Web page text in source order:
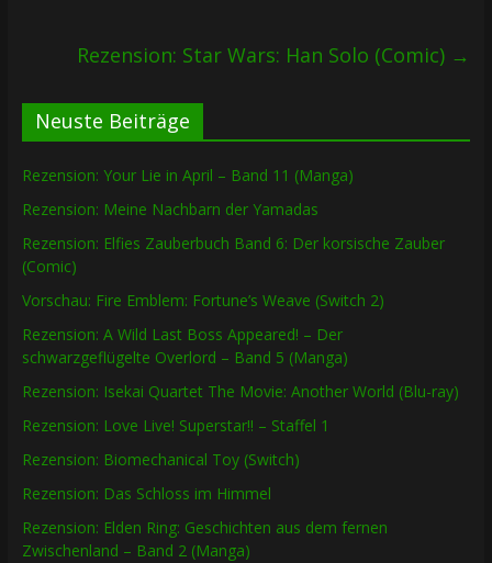
Rezension: Star Wars: Han Solo (Comic) →
Neuste Beiträge
Rezension: Your Lie in April – Band 11 (Manga)
Rezension: Meine Nachbarn der Yamadas
Rezension: Elfies Zauberbuch Band 6: Der korsische Zauber
(Comic)
Vorschau: Fire Emblem: Fortune’s Weave (Switch 2)
Rezension: A Wild Last Boss Appeared! – Der
schwarzgeflügelte Overlord – Band 5 (Manga)
Rezension: Isekai Quartet The Movie: Another World (Blu-ray)
Rezension: Love Live! Superstar!! – Staffel 1
Rezension: Biomechanical Toy (Switch)
Rezension: Das Schloss im Himmel
Rezension: Elden Ring: Geschichten aus dem fernen
Zwischenland – Band 2 (Manga)